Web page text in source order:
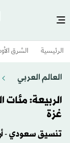
الرئيسية الشرق
العالم العربي
الربيعة:
غزة
تنسيق سعودي -